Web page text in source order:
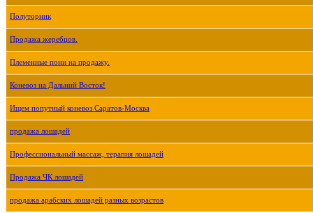
Полуторник
Продажа жеребцов.
Племенные пони на продажу.
Коневоз на Дальний Восток!
Ищем попутный коневоз Саратов-Москва
продажа лошадей
Профессиональный массаж, терапия лошадей
Продажа ЧК лошадей
продажа арабских лошадей разных возрастов